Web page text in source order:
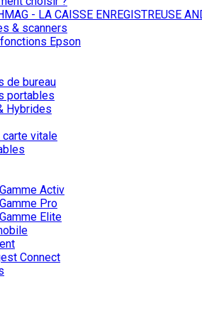
- LA CAISSE ENREGISTREUSE
& scanners
Epson
de bureau
portables
Hybrides
carte vitale
Activ
Pro
Elite
Connect